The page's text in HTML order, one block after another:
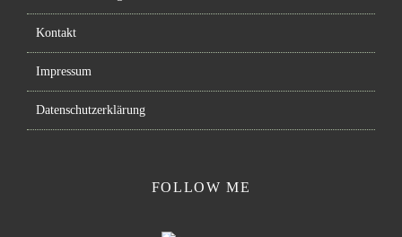
Kontakt
Impressum
Datenschutzerklärung
FOLLOW ME